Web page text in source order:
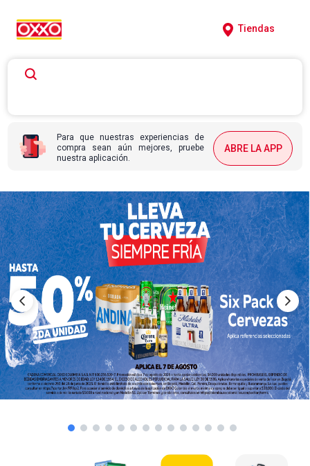
Tiendas
Para que nuestras experiencias de
compra sean aún mejores, pruebe
nuestra aplicación.
ABRE LA APP